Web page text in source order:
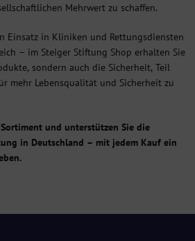
Mehrwert zu schaffen.
Einsatz in Kliniken und Rettungsdiensten
– im Steiger Stiftung Shop erhalten Sie
sondern auch die Sicherheit, Teil
mehr Lebensqualität und Sicherheit zu
und unterstützen Sie die
in Deutschland – mit jedem Kauf ein